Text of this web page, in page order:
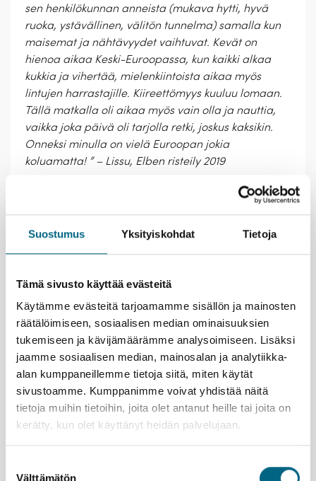
Suostumus Yksityiskohdat Tietoja
Tämä sivusto käyttää evästeitä
Käytämme evästeitä tarjoamamme sisällön ja mainosten
räätälöimiseen, sosiaalisen median ominaisuuksien
tukemiseen ja kävijämäärämme analysoimiseen. Lisäksi
jaamme sosiaalisen median, mainosalan ja analytiikka-
alan kumppaneillemme tietoja siitä, miten käytät
sivustoamme. Kumppanimme voivat yhdistää näitä
tietoja muihin tietoihin, joita olet antanut heille tai joita on
kerätty, kun olet käyttänyt heidän palvelujaan.
Välttämätön
sen henkilökunnan anneista (mukava hytti, hyvä
ruoka, ystävällinen, välitön tunnelma) samalla kun
maisemat ja nähtävyydet vaihtuvat. Kevät on
hienoa aikaa Keski-Euroopassa, kun kaikki alkaa
kukkia ja vihertää, mielenkiintoista aikaa myös
lintujen harrastajille. Kiireettömyys kuuluu lomaan.
Tällä matkalla oli aikaa myös vain olla ja nauttia,
vaikka joka päivä oli tarjolla retki, joskus kaksikin.
Onneksi minulla on vielä Euroopan jokia
koluamatta! ” – Lissu, Elben risteily 2019
jotka lukeutuvat UNESCOn
maailmanperintökohteisiin. Lisää hienoa katseltavaa
rakennuksista.
Perehdy posliinin valmistukseen Meissenissa. Innostu
huikean koreilevista ja yksityiskohtaisista,
käsintehdyistä koriste-esineistä ja -astioista.
Istahda Prahan nähtävyyskierroksen jälkeen
perinteiseen oluttupaan.
Kristina®-matkanjohtajasi